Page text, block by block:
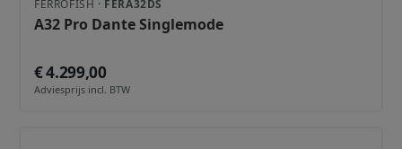
FERROFISH · FERA32DS
A32 Pro Dante Singlemode
€ 4.299,00
Adviesprijs incl. BTW